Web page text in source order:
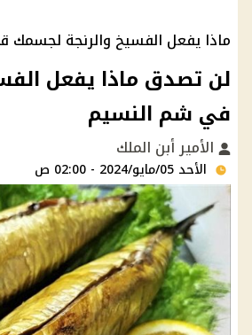
ماذا يفعل الفسيخ والرنجة
لن تصدق ماذا يفعل
في شم النسيم
الأمير أبن الملك
الأحد 05/مايو/2024 - 02:00 ص